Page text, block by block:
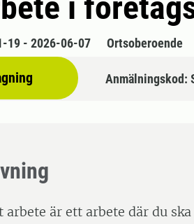
19 - 2026-06-07 Ortsoberoende
Anmälningskod:
arbete är ett arbete där du